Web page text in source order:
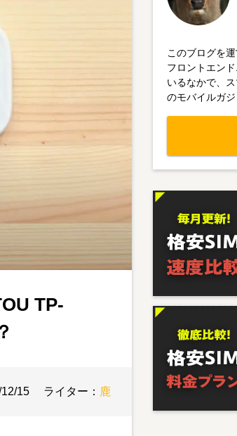
TP-
15 ライター： 鹿
このブログを運
フロントエン
いるなかで、
のモバイルガジ